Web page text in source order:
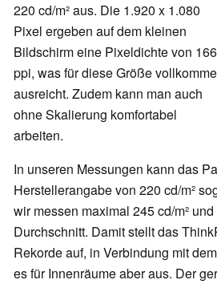
220 cd/m² aus. Die 1.920 x 1.080
Pixel ergeben auf dem kleinen
Bildschirm eine Pixeldichte von 166
ppi, was für diese Größe
ausreicht. Zudem kann man auch
ohne Skalierung komfortabel
arbeiten.
In unseren Messungen kann das
Herstellerangabe von 220 cd/m²
wir messen maximal 245 cd/m²
Durchschnitt. Damit stellt das
Rekorde auf, in Verbindung mit
es für Innenräume aber aus. Der